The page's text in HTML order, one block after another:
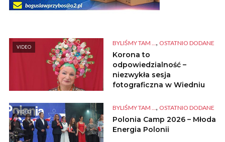
VIDEO
BYLIŚMY TAM ..., OSTATNIO DODANE
Korona to
odpowiedzialność –
niezwykła sesja
fotograficzna w Wiedniu
VIDEO
BYLIŚMY TAM ..., OSTATNIO DODANE
Polonia Camp 2026 – Młoda
Energia Polonii